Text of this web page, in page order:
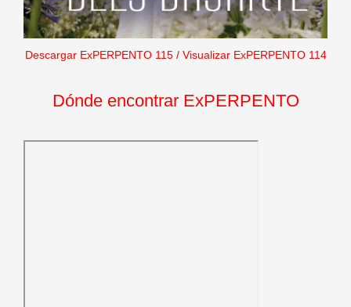
Descargar ExPERPENTO 115/ Visualizar ExPERPENTO 114
Dónde encontrar ExPERPENTO